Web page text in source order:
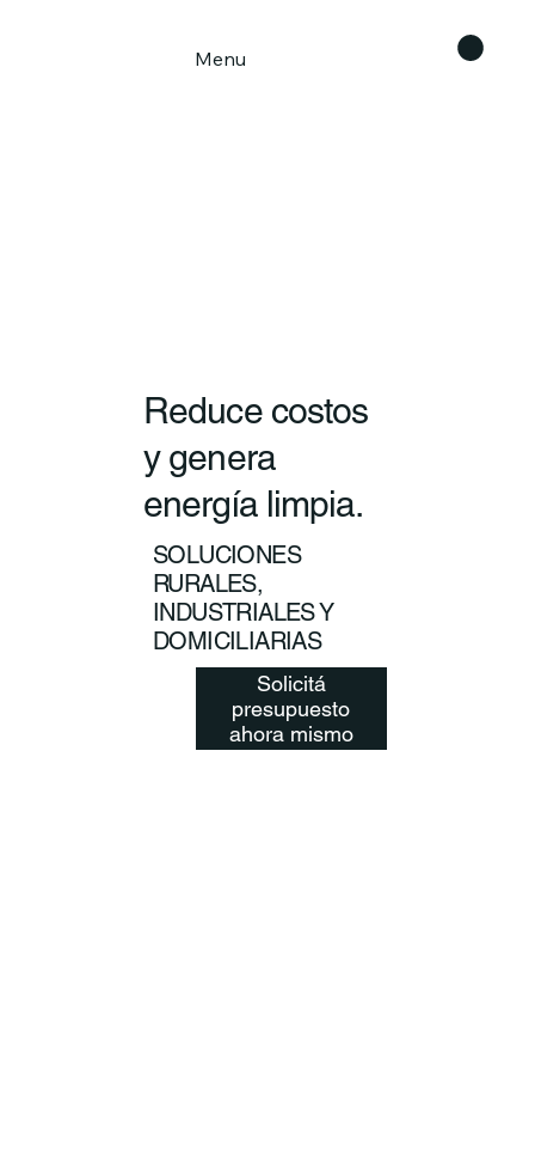
Menu
Reduce costos
y genera
energía limpia.
SOLUCIONES
RURALES,
INDUSTRIALES Y
DOMICILIARIAS
Solicitá
presupuesto
ahora mismo